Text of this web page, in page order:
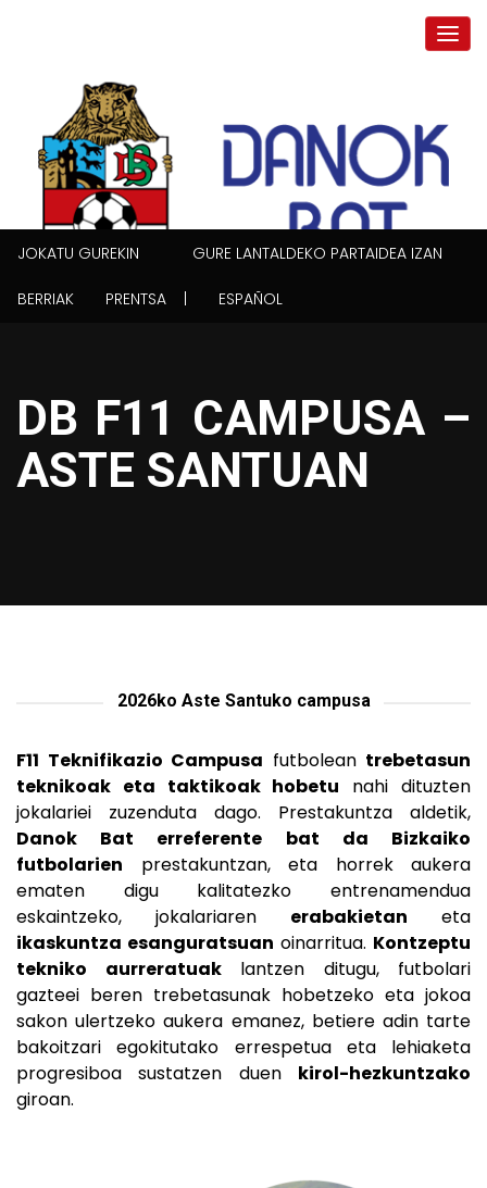
JOKATU GUREKIN GURE LANTALDEKO PARTAIDEA IZAN
BERRIAK PRENTSA | ESPAÑOL
DB F11 CAMPUSA –
ASTE SANTUAN
2026ko Aste Santuko campusa
F11 Teknifikazio Campusa futbolean trebetasun
teknikoak eta taktikoak hobetu nahi dituzten
jokalariei zuzenduta dago. Prestakuntza aldetik,
Danok Bat erreferente bat da Bizkaiko
futbolarien prestakuntzan, eta horrek aukera
ematen digu kalitatezko entrenamendua
eskaintzeko, jokalariaren erabakietan eta
ikaskuntza esanguratsuan oinarritua. Kontzeptu
tekniko aurreratuaklantzen ditugu, futbolari
gazteei beren trebetasunak hobetzeko eta jokoa
sakon ulertzeko aukera emanez, betiere adin tarte
bakoitzari egokitutako errespetua eta lehiaketa
progresiboa sustatzen duen kirol-hezkuntzako
giroan.